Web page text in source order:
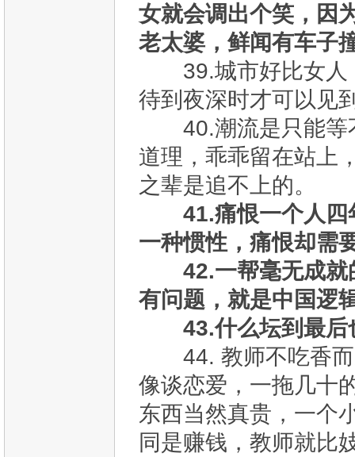
女就会调出个笑，因
老太婆，鲜闻有车子
39.城市好比女人
待到夜深时才可以见
40.潮流是只能等
道理，乖乖留在站上
之辈是追不上的。
41.痛恨一个人
一种惯性，痛恨却需
42.一帮毫无成
有问题，就是中国逻
43.什么坛到最
44. 教师不吃香而
像谈恋爱，一拖几十
东西当然真贵，一个
同是赚钱，教师就比